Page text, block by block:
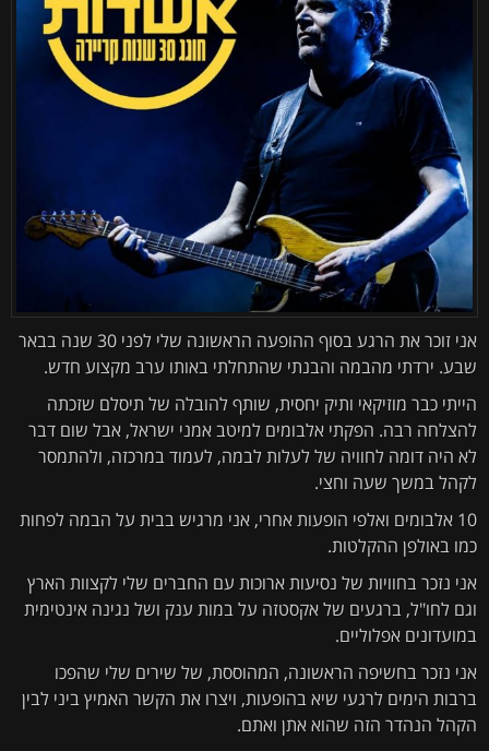
אני זוכר את הרגע בסוף ההופעה הראשונה שלי לפני 30 שנה בבאר
שבע. ירדתי מהבמה והבנתי שהתחלתי באותו ערב מקצוע חדש.
הייתי כבר מוזיקאי ותיק יחסית, שותף להובלה של תיסלם שזכתה
להצלחה רבה. הפקתי אלבומים למיטב אמני ישראל, אבל שום דבר
לא היה דומה לחוויה של לעלות לבמה, לעמוד במרכזה, ולהתמסר
לקהל במשך שעה וחצי.
10 אלבומים ואלפי הופעות אחרי, אני מרגיש בבית על הבמה לפחות
כמו באולפן ההקלטות.
אני נזכר בחוויות של נסיעות ארוכות עם החברים שלי לקצוות הארץ
וגם לחו"ל, ברגעים של אקסטזה על במות ענק ושל נגינה אינטימית
במועדונים אפלוליים.
אני נזכר בחשיפה הראשונה, המהוססת, של שירים שלי שהפכו
ברבות הימים לרגעי שיא בהופעות, ויצרו את הקשר האמיץ ביני לבין
הקהל הנהדר הזה שהוא אתן ואתם.